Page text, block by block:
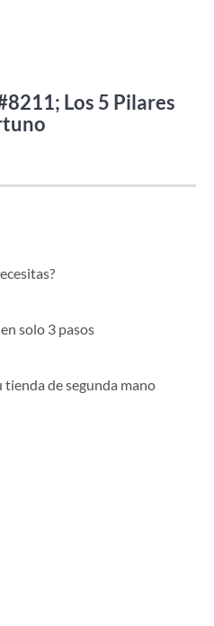
Los 5 Pilares
solo 3 pasos
de segunda mano